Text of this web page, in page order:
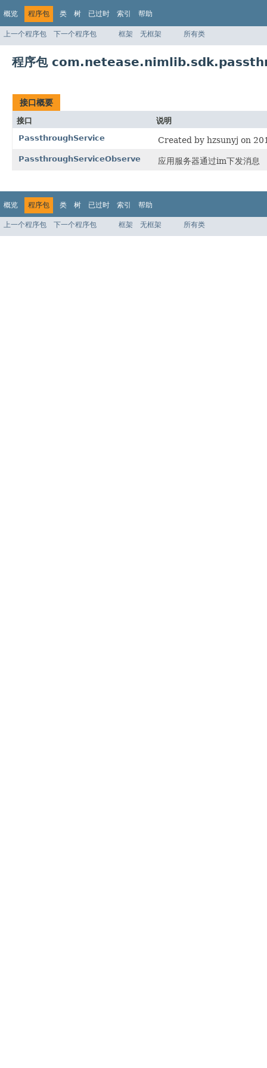
概览 程序包 类 树 已过时 索引 帮助
上一个程序包 下一个程序包 框架 无框架 所有类
程序包
接口概要
接口
说明
PassthroughService
Created by hzsunyj on
PassthroughServiceObserve 应用服务器通过im下发消息
概览 程序包 类 树 已过时 索引 帮助
上一个程序包 下一个程序包 框架 无框架 所有类